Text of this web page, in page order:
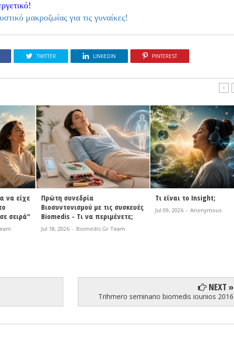
μακροζωίας για τις γυναίκες!
TWITTER LINKEDIN PINTEREST
Πρώτη συνεδρία
Βιοσυντονισμού με τις συσκευές
Biomedis - Τι να περιμένετε;
Jul 18, 2026 - Biomedis Gr Team
Τι είναι το Insight;
Jul 09, 2026 - Anonymous
NEXT »
Trihmero seminario biomedis iounios 2016